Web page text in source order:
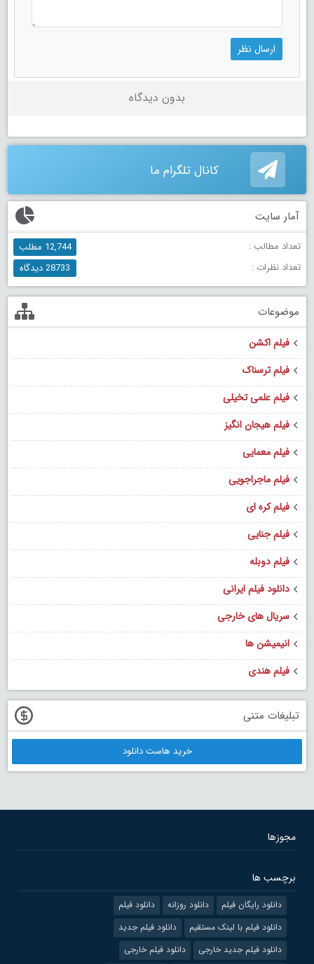
بدون دیدگاه
کانال تلگرام ما
آمار سایت
تعداد مطالب :
12,744 مطلب
تعداد نظرات :
28733 دیدگاه
موضوعات
فیلم اکشن
فیلم ترسناک
فیلم علمی تخیلی
فیلم هیجان انگیز
فیلم معمایی
فیلم ماجراجویی
فیلم کره ای
فیلم جنایی
فیلم دوبله
دانلود فیلم ایرانی
سریال های خارجی
انیمیشن ها
فیلم هندی
تبلیغات متنی
خرید هاست دانلود
مجوزها
برچسب ها
دانلود رایگان فیلم دانلود روزانه
دانلود فیلم
دانلود فیلم با لینک مستقیم
دانلود فیلم جدید
دانلود فیلم جدید خارجی
دانلود فیلم خارجی